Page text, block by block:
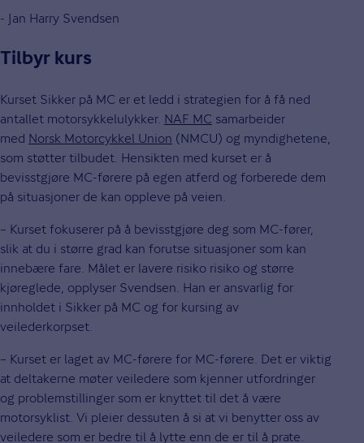
- Jan Harry Svendsen
Tilbyr kurs
Kurset Sikker på MC er et ledd i strategien for å få ned
antallet motorsykkelulykker. NAF MC samarbeider
med Norsk Motorcykkel Union (NMCU) og myndighetene,
som støtter tilbudet. Hensikten med kurset er å
bevisstgjøre MC-førere på egen atferd og forberede dem
på situasjoner de kan oppleve på veien.
– Kurset fokuserer på å bevisstgjøre deg som MC-fører,
slik at du i større grad kan forutse situasjoner som kan
innebære fare. Målet er lavere risiko risiko og større
kjøreglede, opplyser Svendsen. Han er ansvarlig for
innholdet i Sikker på MC og for kursing av
veilederkorpset.
– Kurset er laget av MC-førere for MC-førere. Det er viktig
at deltakerne møter veiledere som kjenner utfordringer
og problemstillinger som er knyttet til det å være
motorsyklist. Vi pleier dessuten å si at vi benytter oss av
veiledere som er bedre til å lytte enn de er til å prate.